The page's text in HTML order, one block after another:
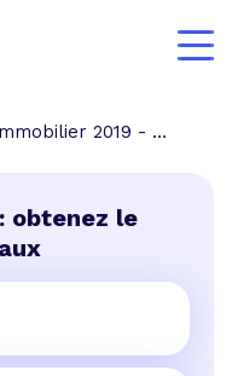
2019 - p.3
obtenez le